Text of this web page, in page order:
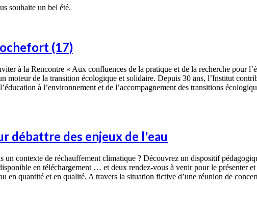
souhaite un bel été.
(17)
à la Rencontre « Aux confluences de la pratique et de la recherche pour
moteur de la transition écologique et solidaire. Depuis 30 ans, l’Institut
à l’environnement et de l’accompagnement des transitions
débattre des enjeux de l'eau
un contexte de réchauffement climatique ? Découvrez un dispositif
en téléchargement … et deux rendez-vous à venir pour le présenter
en quantité et en qualité. A travers la situation fictive d’une réunion de